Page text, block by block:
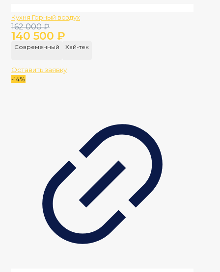
Кухня Горный воздух
162 000₽
Первоначальная
цена
составляла
140 500 ₽
Текущая
цена:
140
Современный Хай-тек
Оставить заявку
-14%